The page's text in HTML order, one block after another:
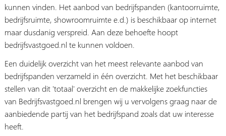
kunnen vinden. Het aanbod van bedrijfspanden (kantoorruimte,
bedrijfsruimte, showroomruimte e.d.) is beschikbaar op internet
maar dusdanig verspreid. Aan deze behoefte hoopt
bedrijfsvastgoed.nl te kunnen voldoen.
Een duidelijk overzicht van het meest relevante aanbod van
bedrijfspanden verzameld in één overzicht. Met het beschikbaar
stellen van dit 'totaal' overzicht en de makkelijke zoekfuncties
van Bedrijfsvastgoed.nl brengen wij u vervolgens graag naar de
aanbiedende partij van het bedrijfspand zoals dat uw interesse
heeft.